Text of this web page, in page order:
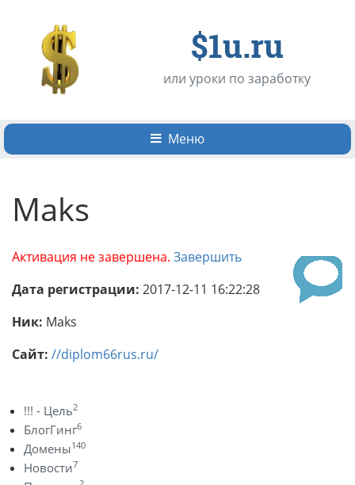
$1u.ru
или уроки по заработку
Меню
Maks
Активация не завершена. Завершить
Дата регистрации: 2017-12-11 16:22:28
Ник: Maks
Сайт: //diplom66rus.ru/
!!! - Цель2
БлогГинг6
Домены140
Новости7